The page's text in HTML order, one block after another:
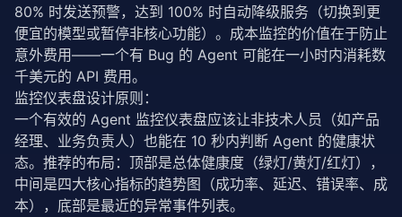
80% 时发送预警，达到 100% 时自动降级服务（切换到更
便宜的模型或暂停非核心功能）。成本监控的价值在于防止
意外费用——一个有 Bug 的 Agent 可能在一小时内消耗数
千美元的 API 费用。
监控仪表盘设计原则：
一个有效的 Agent 监控仪表盘应该让非技术人员（如产品
经理、业务负责人）也能在 10 秒内判断 Agent 的健康状
态。推荐的布局：顶部是总体健康度（绿灯/黄灯/红灯），
中间是四大核心指标的趋势图（成功率、延迟、错误率、成
本），底部是最近的异常事件列表。